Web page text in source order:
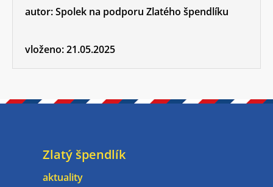
autor:Spolek na podporu Zlatého špendlíku
vloženo:21.05.2025
Zlatý špendlík
aktuality